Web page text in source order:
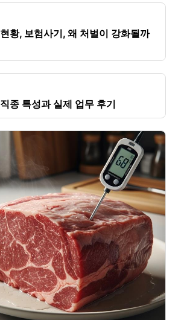
황, 보험사기, 왜 처벌이 강화될까
종 특성과 실제 업무 후기